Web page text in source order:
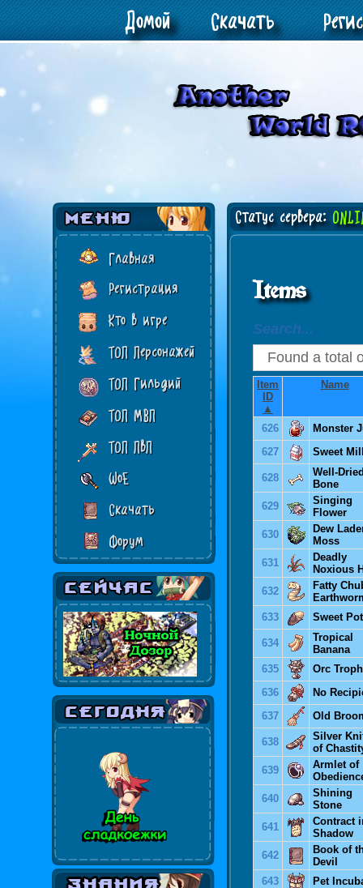
Домой Скачать
Главная
Регистрация
Кто в игре
ТОП Персонажей
ТОП Гильдий
ТОП МВП
ТОП ПвП
WoE
Скачать
Форум
Статус сервера:
Items
Search...
Found a total
Item
ID
▲
Name
626
Monster
627
Sweet
628
Well-
Bone
629
Singing
Flower
630
Dew
Moss
631
Deadly
Noxious
632
Fatty
633
Sweet
634
Tropical
Banana
635
Orc
636
No
637
Old
638
Silver
of
639
Armlet of
640
Shining
Stone
641
Contract
Shadow
642
Book of
Devil
643
Pet